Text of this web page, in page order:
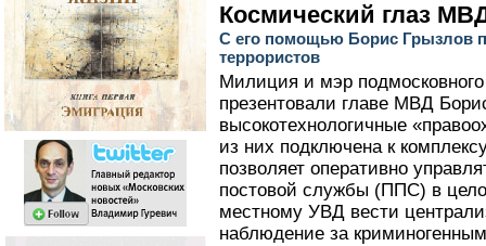
Космический глаз
С его помощью Борис Грызлов
террористов
Милиция и мэр
презентовали главе МВД
высокотехнологичные
из них подключена к
позволяет оперативно
постовой службы (ППС) в
местному УВД вести
наблюдение за